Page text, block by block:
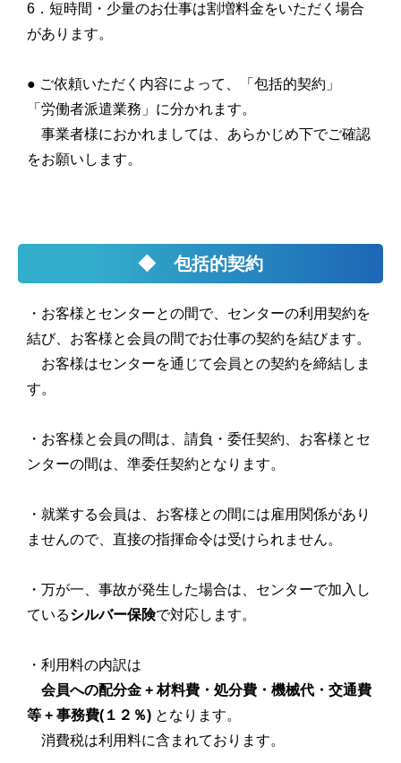
6．短時間・少量のお仕事は割増料金をいただく場合
があります。
● ご依頼いただく内容によって、「包括的契約」
「労働者派遣業務」に分かれます。
事業者様におかれましては、あらかじめ下でご確認
をお願いします。
◆ 包括的契約
・お客様とセンターとの間で、センターの利用契約を
結び、お客様と会員の間でお仕事の契約を結びます。
お客様はセンターを通じて会員との契約を締結しま
す。
・お客様と会員の間は、請負・委任契約、お客様とセ
ンターの間は、準委任契約となります。
・就業する会員は、お客様との間には雇用関係があり
ませんので、直接の指揮命令は受けられません。
・万が一、事故が発生した場合は、センターで加入し
ているシルバー保険で対応します。
・利用料の内訳は
会員への配分金 + 材料費・処分費・機械代・交通費
等 + 事務費(１２％) となります。
消費税は利用料に含まれております。